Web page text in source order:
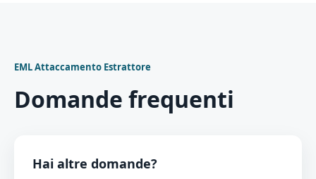
EML Attaccamento Estrattore
Domande frequenti
Hai altre domande?